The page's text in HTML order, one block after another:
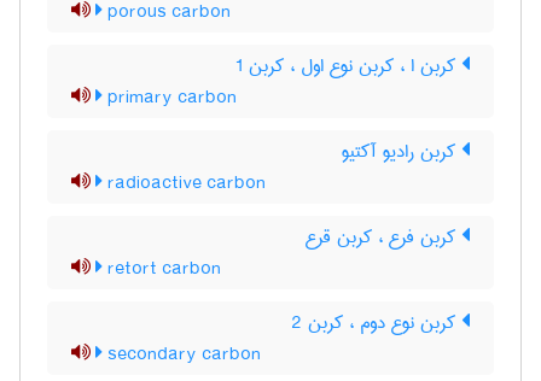
porous carbon
کربن ا ، کربن نوع اول ، کربن 1
primary carbon
کربن رادیو آکتیو
radioactive carbon
کربن فرع ، کربن قرع
retort carbon
کربن نوع دوم ، کربن 2
secondary carbon